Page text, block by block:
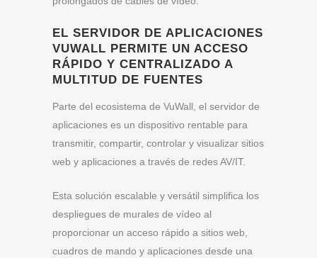
EL SERVIDOR DE APLICACIONES
VUWALL PERMITE UN ACCESO
RÁPIDO Y CENTRALIZADO A
MULTITUD DE FUENTES
Parte del ecosistema de VuWall, el servidor de
aplicaciones es un dispositivo rentable para
transmitir, compartir, controlar y visualizar sitios
web y aplicaciones a través de redes AV/IT.
Esta solución escalable y versátil simplifica los
despliegues de murales de vídeo al
proporcionar un acceso rápido a sitios web,
cuadros de mando y aplicaciones desde una